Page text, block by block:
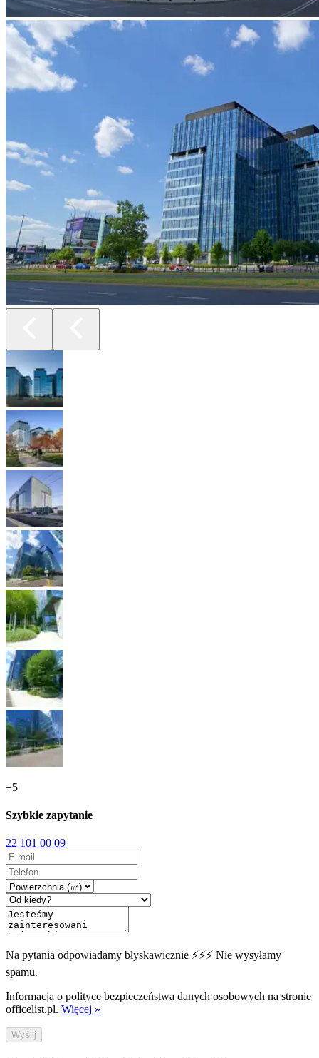
+5
Szybkie zapytanie
22 101 00 09
Na pytania odpowiadamy błyskawicznie ⚡⚡⚡ Nie wysyłamy
spamu.
Informacja o polityce bezpieczeństwa danych osobowych na stronie
officelist.pl. Więcej »
Wyślij